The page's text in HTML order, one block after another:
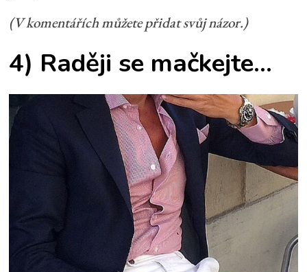
(V komentářích můžete přidat svůj názor.)
4) Raději se mačkejte…